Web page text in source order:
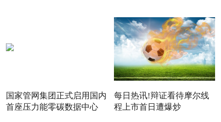
国家管网集团正式启用国内
首座压力能零碳数据中心
每日热讯!辩证看待摩尔线
程上市首日遭爆炒